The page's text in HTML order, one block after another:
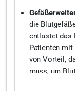
die
entlastet das
Patienten mit
von Vorteil,
muss, um